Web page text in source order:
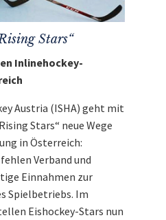
Stars“
Inlinehockey-
Austria (ISHA) geht mit
Stars“ neue Wege
in Österreich:
Verband und
Einnahmen zur
Spielbetriebs. Im
Eishockey-Stars nun